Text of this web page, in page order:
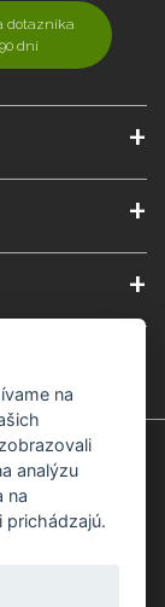
dotazníka
dní
Mpark
na
analýzu
na
prichádzajú.